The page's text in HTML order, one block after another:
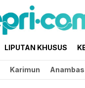
LIPUTAN KHUSUS
Karimun Anambas